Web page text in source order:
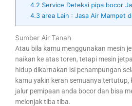
4.2 Service Deteksi pipa bocor
4.3area Lain : Jasa Air Mampet
Sumber Air Tanah
Atau bila kamu menggunakan mesin
naikan ke atas toren, tetapi mesin
hidup dikarnakan isi penampungan
kamu yakin keran semuanya tertutup,
jalur pemipaan anda bocor dan bisa
melonjak tiba tiba.